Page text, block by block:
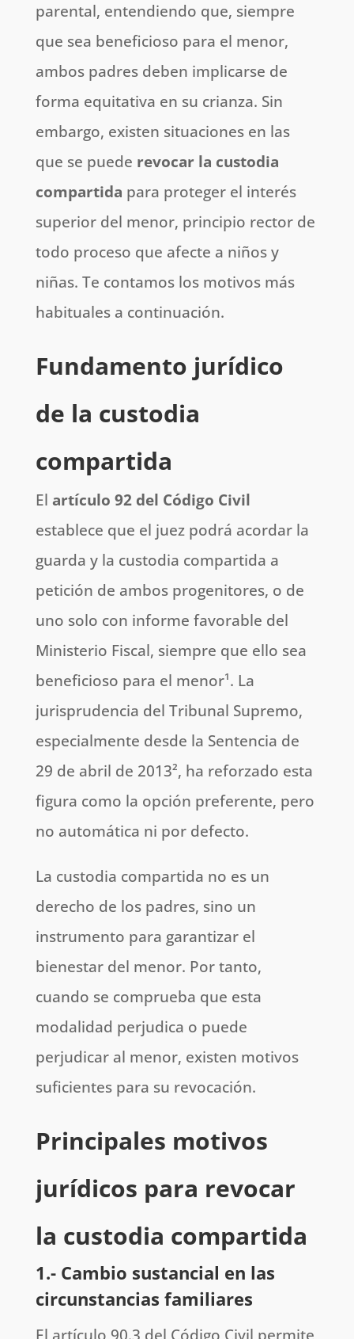
parental, entendiendo que, siempre
que sea beneficioso para el menor,
ambos padres deben implicarse de
forma equitativa en su crianza. Sin
embargo, existen situaciones en las
que se puede revocar la custodia
compartida para proteger el interés
superior del menor, principio rector de
todo proceso que afecte a niños y
niñas. Te contamos los motivos más
habituales a continuación.
Fundamento jurídico
de la custodia
compartida
El artículo 92 del Código Civil
establece que el juez podrá acordar la
guarda y la custodia compartida a
petición de ambos progenitores, o de
uno solo con informe favorable del
Ministerio Fiscal, siempre que ello sea
beneficioso para el menor¹. La
jurisprudencia del Tribunal Supremo,
especialmente desde la Sentencia de
29 de abril de 2013², ha reforzado esta
figura como la opción preferente, pero
no automática ni por defecto.
La custodia compartida no es un
derecho de los padres, sino un
instrumento para garantizar el
bienestar del menor. Por tanto,
cuando se comprueba que esta
modalidad perjudica o puede
perjudicar al menor, existen motivos
suficientes para su revocación.
Principales motivos
jurídicos para revocar
la custodia compartida
1.- Cambio sustancial en las
circunstancias familiares